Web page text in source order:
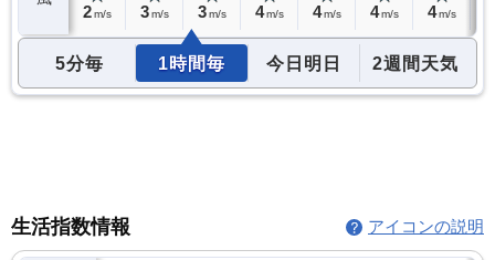
2 m/s 3 m/s 3 m/s 4 m/s 4 m/s 4 m/s 4 m/s
5分毎 1時間毎 今日明日 2週間天気
生活指数情報 アイコンの説明